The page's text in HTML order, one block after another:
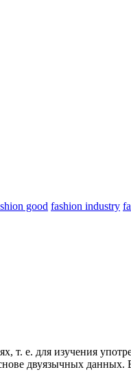
good fashion industry
т. е. для изучения
двуязычных